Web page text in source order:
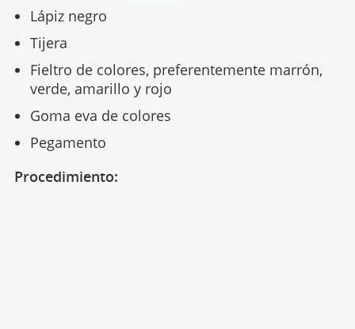
Lápiz negro
Tijera
Fieltro de colores, preferentemente marrón,
verde, amarillo y rojo
Goma eva de colores
Pegamento
Procedimiento: